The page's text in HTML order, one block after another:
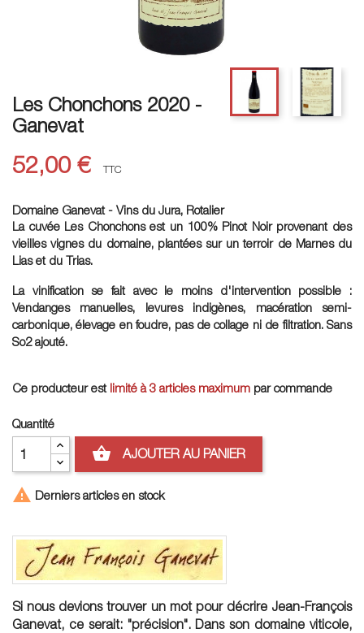
Les Chonchons 2020 -
Ganevat
52,00 € TTC
Domaine Ganevat - Vins du Jura, Rotalier
La cuvée Les Chonchons est un 100% Pinot Noir provenant des
vieilles vignes du domaine, plantées sur un terroir de Marnes du
Lias et du Trias.
La vinification se fait avec le moins d'intervention possible :
Vendanges manuelles, levures indigènes, macération semi-
carbonique, élevage en foudre, pas de collage ni de filtration. Sans
So2 ajouté.
Ce producteur est limité à 3 articles maximum par commande
Quantité
shopping_basket AJOUTER AU PANIER
 Derniers articles en stock
Si nous devions trouver un mot pour décrire Jean-François
Ganevat, ce serait: "précision". Dans son domaine viticole,